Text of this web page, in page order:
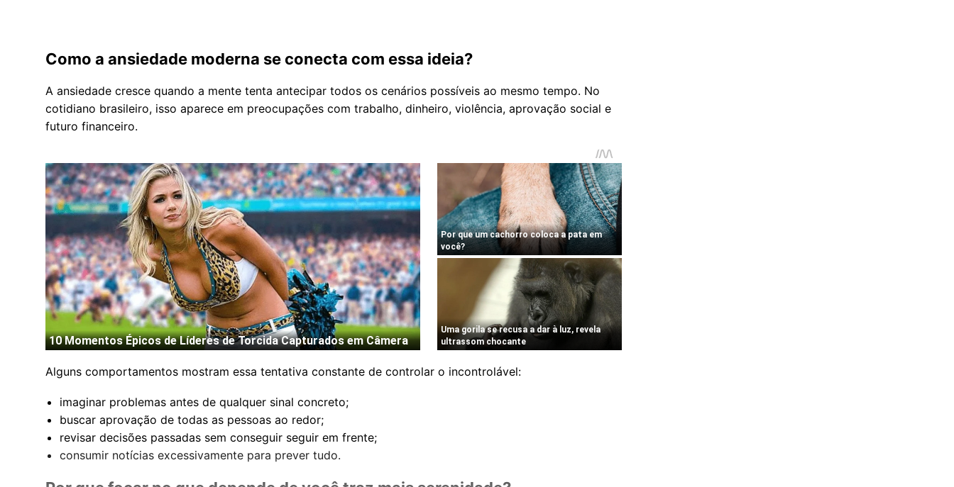
Como a ansiedade moderna se conecta com essa ideia?
A ansiedade cresce quando a mente tenta antecipar todos os cenários possíveis ao mesmo tempo. No
cotidiano brasileiro, isso aparece em preocupações com trabalho, dinheiro, violência, aprovação social e
futuro financeiro.
Alguns comportamentos mostram essa tentativa constante de controlar o incontrolável:
imaginar problemas antes de qualquer sinal concreto;
buscar aprovação de todas as pessoas ao redor;
revisar decisões passadas sem conseguir seguir em frente;
consumir notícias excessivamente para prever tudo.